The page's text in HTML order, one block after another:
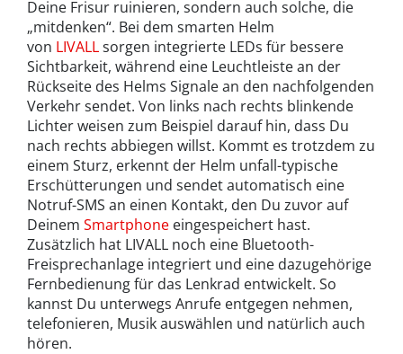
Deine Frisur ruinieren, sondern auch solche, die
„mitdenken“. Bei dem smarten Helm
von LIVALLsorgen integrierte LEDs für bessere
Sichtbarkeit, während eine Leuchtleiste an der
Rückseite des Helms Signale an den nachfolgenden
Verkehr sendet. Von links nach rechts blinkende
Lichter weisen zum Beispiel darauf hin, dass Du
nach rechts abbiegen willst. Kommt es trotzdem zu
einem Sturz, erkennt der Helm unfall-typische
Erschütterungen und sendet automatisch eine
Notruf-SMS an einen Kontakt, den Du zuvor auf
Deinem Smartphone eingespeichert hast.
Zusätzlich hat LIVALL noch eine Bluetooth-
Freisprechanlage integriert und eine dazugehörige
Fernbedienung für das Lenkrad entwickelt. So
kannst Du unterwegs Anrufe entgegen nehmen,
telefonieren, Musik auswählen und natürlich auch
hören.